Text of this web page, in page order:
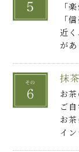
「
「
近
があ
抹
お
ご
お
イ